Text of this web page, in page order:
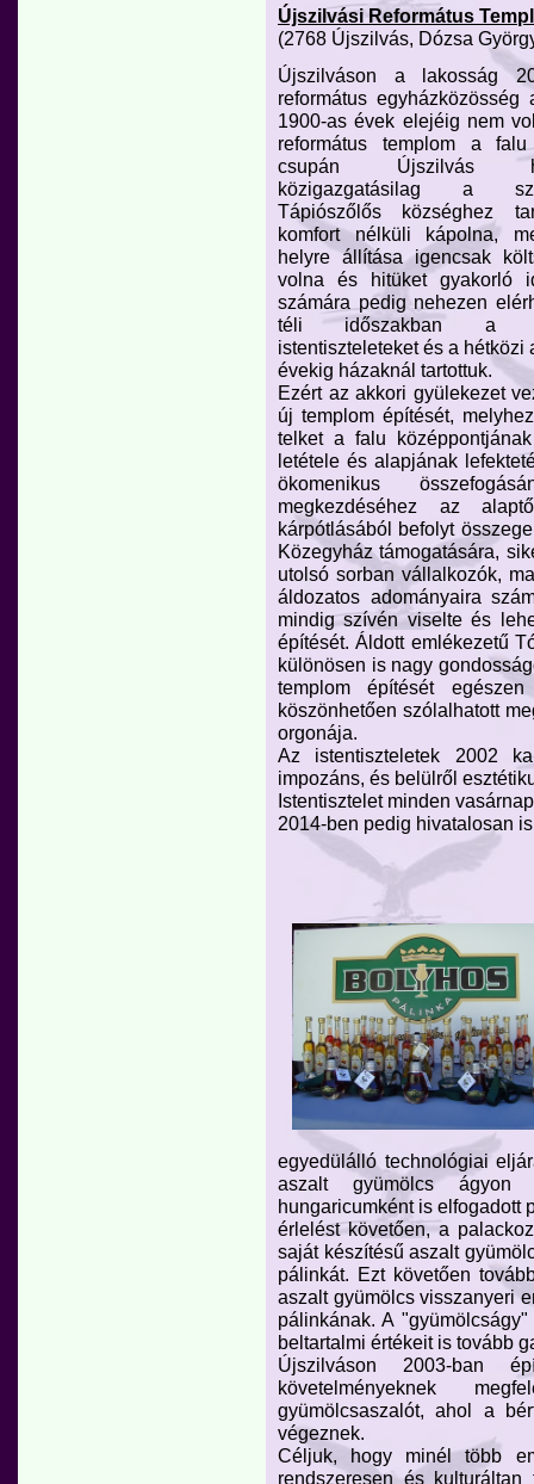
Újszilvási Református
(2768 Újszilvás, Dózsa
Újszilváson a lakosság
református egyházközösség
1900-as évek elejéig nem
református templom a falu
csupán Újszilvás
közigazgatásilag a
Tápiószőlős községhez
komfort nélküli kápolna,
helyre állítása igencsak
volna és hitüket gyakorló
számára pedig nehezen
téli időszakban a
istentiszteleteket és a hétközi
évekig házaknál tartottuk.
Ezért az akkori gyülekezet
új templom építését,
telket a falu
letétele és alapjának
ökomenikus
megkezdéséhez az
kárpótlásából befolyt
Közegyház támogatására,
utolsó sorban vállalkozók,
áldozatos adományaira
mindig szívén viselte és
építését. Áldott emlékezetű
különösen is nagy
templom építését
köszönhetően szólalhatott
orgonája.
Az istentiszteletek 2002
impozáns, és belülről
Istentisztelet minden
2014-ben pedig hivatalosan
egyedülálló technológiai
aszalt gyümölcs
hungaricumként is elfogadott
érlelést követően, a
saját készítésű aszalt
pálinkát. Ezt követően
aszalt gyümölcs visszanyeri
pálinkának. A
beltartalmi értékeit is tovább
Újszilváson 2003-ban
követelményeknek
gyümölcsaszalót, ahol a
végeznek.
Céljuk, hogy minél több
rendszeresen és